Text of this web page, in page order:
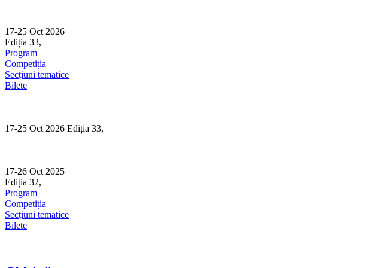
content
17-25 Oct 2026
Ediția 33,
Program
Competiția
Secțiuni tematice
Bilete
17-25 Oct 2026 Ediția 33,
17-26 Oct 2025
Ediția 32,
Program
Competiția
Secțiuni tematice
Bilete